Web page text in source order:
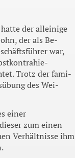
der alleinige
der als Be­
war,
Trotz der fami­
des Wei­
einer
zum einen
Verhältnisse ihm